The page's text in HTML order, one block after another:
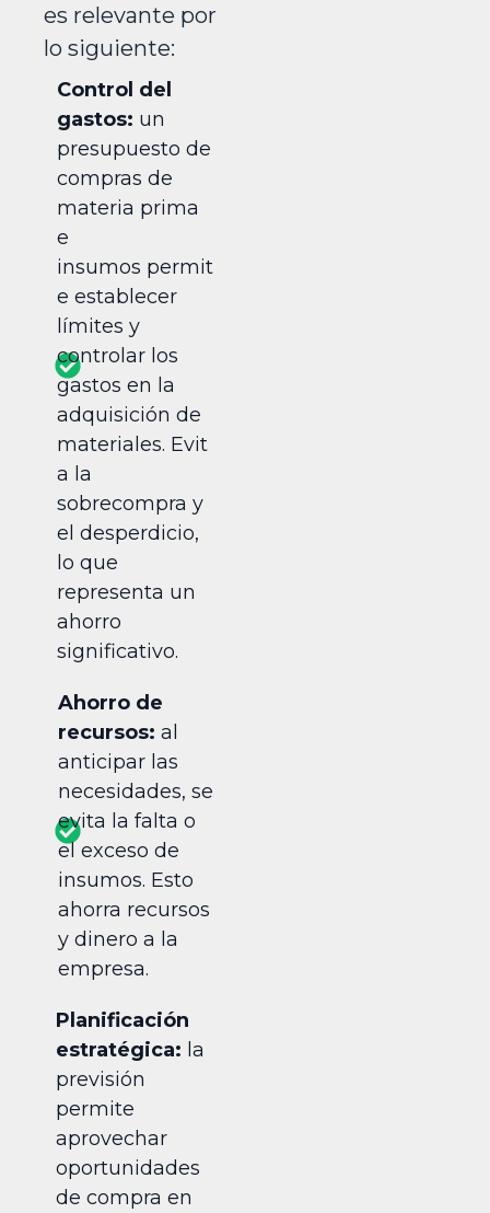
es relevante por
lo siguiente:
Control del
gastos: un
presupuesto de
compras de
materia prima
e
insumos permit
e establecer
límites y
controlar los
gastos en la
adquisición de
materiales. Evit
a la
sobrecompra y
el desperdicio,
lo que
representa un
ahorro
significativo.
Ahorro de
recursos: al
anticipar las
necesidades, se
evita la falta o
el exceso de
insumos. Esto
ahorra recursos
y dinero a la
empresa.
Planificación
estratégica: la
previsión
permite
aprovechar
oportunidades
de compra en